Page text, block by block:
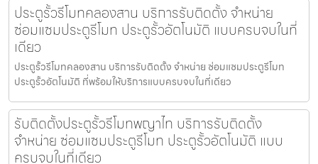
ประตูรั้วรีโมทคลองสาน บริการรับติดตั้ง จำหน่าย
ซ่อมแซมประตูรีโมท ประตูรั้วอัตโนมัติ แบบครบจบในที่
เดียว
ประตูรั้วรีโมทคลองสาน บริการรับติดตั้ง จำหน่าย ซ่อมแซมประตูรีโมท
ประตูรั้วอัตโนมัติ ที่พร้อมให้บริการแบบครบจบในที่เดียว
รับติดตั้งประตูรั้วรีโมทพญาไท บริการรับติดตั้ง
จำหน่าย ซ่อมแซมประตูรีโมท ประตูรั้วอัตโนมัติ แบบ
ครบจบในที่เดียว